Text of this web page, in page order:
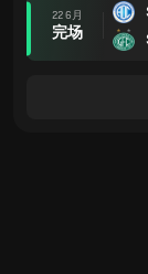
22 6月
完场